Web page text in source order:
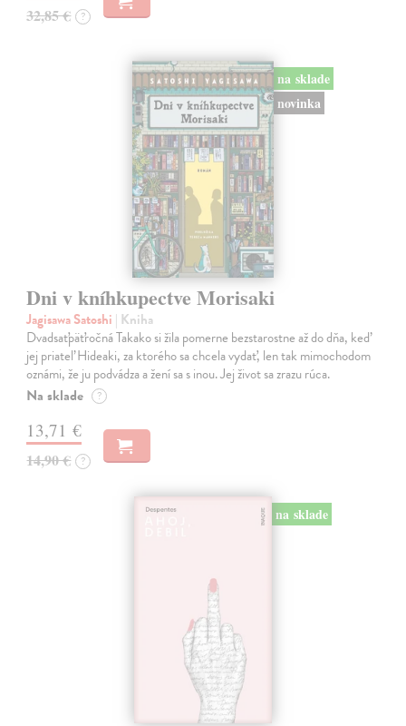
32,85 € ?
na sklade
novinka
Dni v kníhkupectve Morisaki
Jagisawa Satoshi | Kniha
Dvadsaťpäťročná Takako si žila pomerne bezstarostne až do dňa, keď
jej priateľ Hideaki, za ktorého sa chcela vydať, len tak mimochodom
oznámi, že ju podvádza a žení sa s inou. Jej život sa zrazu rúca.
Na sklade ?
13,71 €
14,90 € ?
na sklade